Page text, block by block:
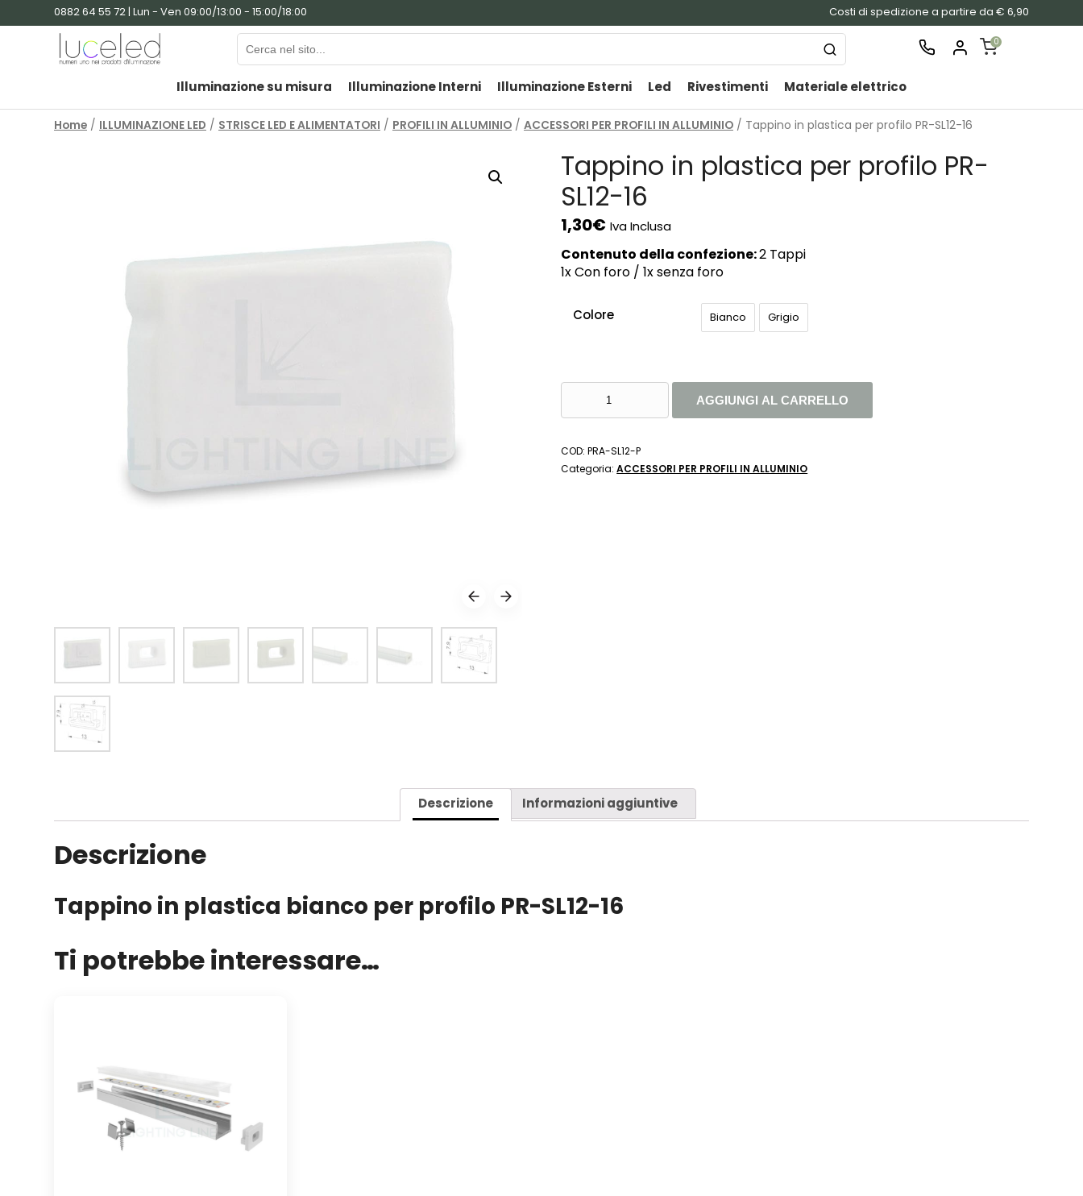
0882 64 55 72 | Lun - Ven 09:00/13:00 - 15:00/18:00 Costi di spedizione a partire da € 6,90
0
CART
Illuminazione su misura Illuminazione Interni Illuminazione Esterni Led Rivestimenti Materiale elettrico
Home / ILLUMINAZIONE LED / STRISCE LED E ALIMENTATORI / PROFILI IN ALLUMINIO / ACCESSORI PER PROFILI IN ALLUMINIO / Tappino in plastica per profilo PR-SL12-16
Tappino in plastica per profilo PR-
SL12-16
1,30€ Iva Inclusa
Contenuto della confezione:2 Tappi
1x Con foro / 1x senza foro
Colore Bianco Grigio
PER
PROFILO
AGGIUNGI AL CARRELLO
COD:PRA-SL12-P
Categoria:ACCESSORI PER PROFILI IN ALLUMINIO
Descrizione Informazioni aggiuntive
Descrizione
Tappino in plastica bianco per profilo PR-SL12-16
Ti potrebbe interessare…